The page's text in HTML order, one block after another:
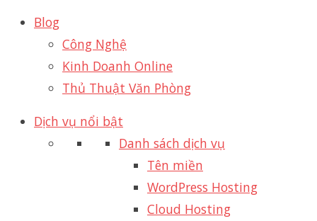
Blog
Công Nghệ
Kinh Doanh Online
Thủ Thuật Văn Phòng
Dịch vụ nổi bật
Danh sách dịch vụ
Tên miền
WordPress Hosting
Cloud Hosting